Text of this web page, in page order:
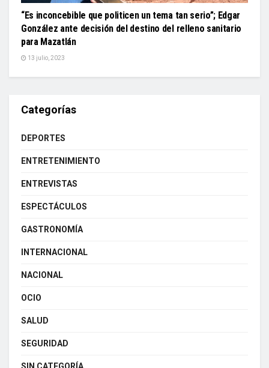
“Es inconcebible que politicen un tema tan serio”; Edgar
González ante decisión del destino del relleno sanitario
para Mazatlán
13 julio, 2023
Categorías
DEPORTES
ENTRETENIMIENTO
ENTREVISTAS
ESPECTÁCULOS
GASTRONOMÍA
INTERNACIONAL
NACIONAL
OCIO
SALUD
SEGURIDAD
SIN CATEGORÍA